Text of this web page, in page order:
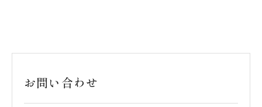
お問い合わせ